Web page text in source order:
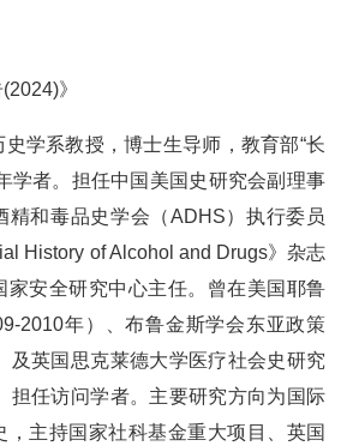
》
学系教授，博士生导师，教育部“长
学者。担任中国美国史研究会副理事
精和毒品史学会（ADHS）执行委员
History of Alcohol and Drugs》杂志
家安全研究中心主任。曾在美国耶鲁
2010年）、布鲁金斯学会东亚政策
及英国思克莱德大学医疗社会史研究
担任访问学者。主要研究方向为国际
，主持国家社科基金重大项目、英国